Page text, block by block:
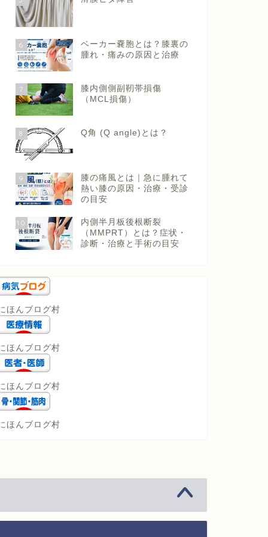
6
ベーカー嚢胞とは？膝裏の
腫れ・痛みの原因と治療
7
膝内側側副靭帯損傷
（MCL損傷）
8 Q角 (Q angle)とは？
9
膝の痛風とは｜急に腫れて
熱い膝の原因・治療・受診
の目安
10
内側半月板後根断裂
（MMPRT）とは？症状・
診断・治療と手術の目安
ほんブログ村
ほんブログ村
ほんブログ村
ほんブログ村